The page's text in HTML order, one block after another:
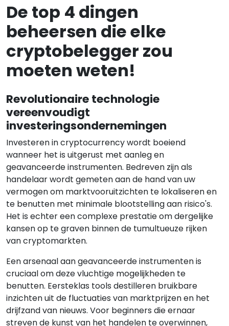
De top 4 dingen
beheersen die elke
cryptobelegger zou
moeten weten!
Revolutionaire technologie
vereenvoudigt
investeringsondernemingen
Investeren in cryptocurrency wordt boeiend
wanneer het is uitgerust met aanleg en
geavanceerde instrumenten. Bedreven zijn als
handelaar wordt gemeten aan de hand van uw
vermogen om marktvooruitzichten te lokaliseren en
te benutten met minimale blootstelling aan risico's.
Het is echter een complexe prestatie om dergelijke
kansen op te graven binnen de tumultueuze rijken
van cryptomarkten.
Een arsenaal aan geavanceerde instrumenten is
cruciaal om deze vluchtige mogelijkheden te
benutten. Eersteklas tools destilleren bruikbare
inzichten uit de fluctuaties van marktprijzen en het
drijfzand van nieuws. Voor beginners die ernaar
streven de kunst van het handelen te overwinnen,